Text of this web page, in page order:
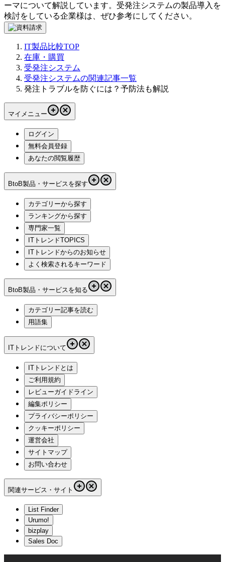
ーマについて解説しています。 受発注システムの製品導入を
検討をしている企業様は、ぜひ参考にしてください。
IT製品比較TOP
在庫・購買
受発注システム
受発注システムの関連記事一覧
発注トラブルを防ぐには？予防法も解説
マイメニュー
ログイン
無料会員登録
あなたの閲覧履歴
BtoB製品・サービスを探す
カテゴリーから探す
ランキングから探す
専門家一覧
ITトレンドTOPICS
ITトレンドからのお知らせ
よく検索されるキーワード
BtoB製品・サービスを知る
カテゴリー記事を読む
用語集
ITトレンドについて
ITトレンドとは
ご利用規約
レビューガイドライン
編集ポリシー
プライバシーポリシー
クッキーポリシー
運営会社
サイトマップ
お問い合わせ
関連サービス・サイト
List Finder
Urumo!
bizplay
Sales Doc